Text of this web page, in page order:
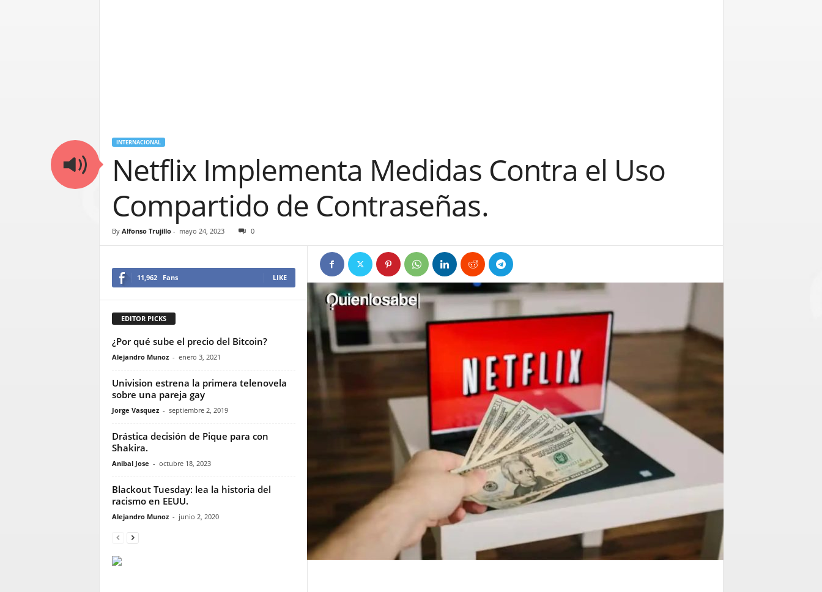
INTERNACIONAL
Netflix Implementa Medidas Contra el Uso
Compartido de Contraseñas.
By Alfonso Trujillo- mayo 24, 2023 0
11,962 Fans LIKE
EDITOR PICKS
¿Por qué sube el precio del Bitcoin?
Alejandro Munoz - enero 3, 2021
Univision estrena la primera telenovela
sobre una pareja gay
Jorge Vasquez - septiembre 2, 2019
Drástica decisión de Pique para con
Shakira.
Anibal Jose - octubre 18, 2023
Blackout Tuesday: lea la historia del
racismo en EEUU.
Alejandro Munoz - junio 2, 2020